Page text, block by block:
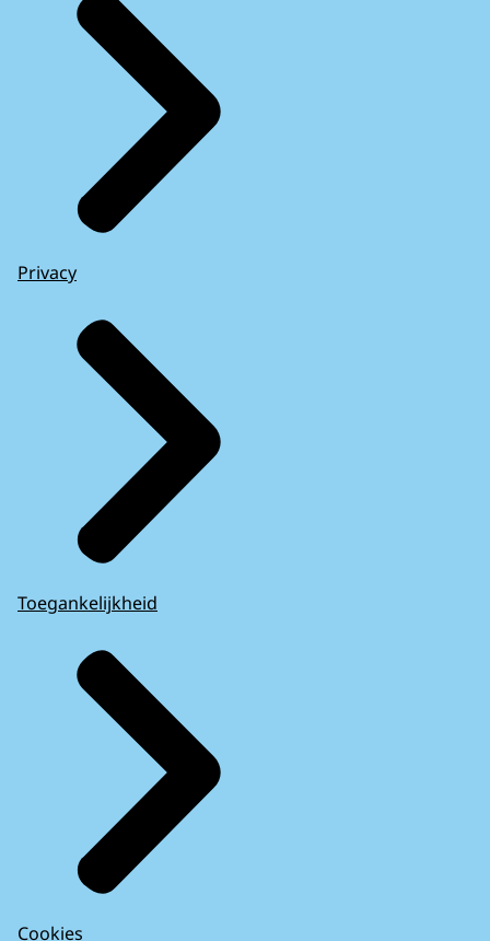
Privacy
Toegankelijkheid
Cookies